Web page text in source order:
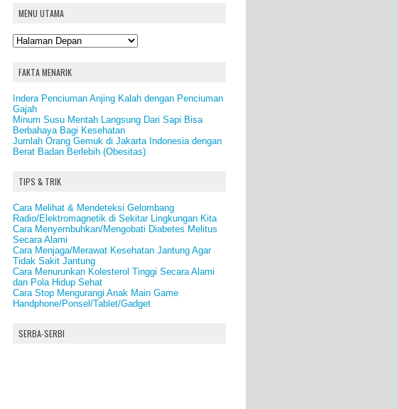
MENU UTAMA
FAKTA MENARIK
Indera Penciuman Anjing Kalah dengan Penciuman
Gajah
Minum Susu Mentah Langsung Dari Sapi Bisa
Berbahaya Bagi Kesehatan
Jumlah Orang Gemuk di Jakarta Indonesia dengan
Berat Badan Berlebih (Obesitas)
TIPS & TRIK
Cara Melihat & Mendeteksi Gelombang
Radio/Elektromagnetik di Sekitar Lingkungan Kita
Cara Menyembuhkan/Mengobati Diabetes Melitus
Secara Alami
Cara Menjaga/Merawat Kesehatan Jantung Agar
Tidak Sakit Jantung
Cara Menurunkan Kolesterol Tinggi Secara Alami
dan Pola Hidup Sehat
Cara Stop Mengurangi Anak Main Game
Handphone/Ponsel/Tablet/Gadget
SERBA-SERBI